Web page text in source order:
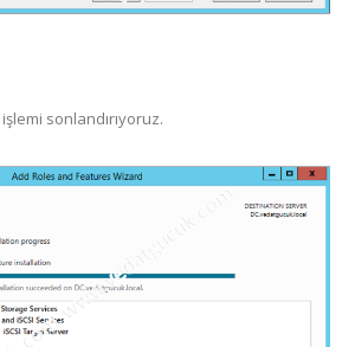
sonlandırıyoruz.